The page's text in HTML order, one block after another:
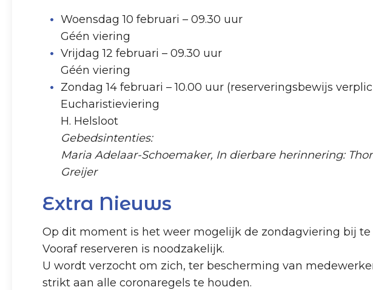
Woensdag 10 februari – 09.30 uur
Géén viering
Vrijdag 12 februari – 09.30 uur
Géén viering
Zondag 14 februari – 10.00 uur (reserveringsbewijs
Eucharistieviering
H. Helsloot
Gebedsintenties:
Maria Adelaar-Schoemaker, In dierbare herinnering:
Greijer
Extra Nieuws
Op dit moment is het weer mogelijk de zondagviering bij te
Vooraf reserveren is noodzakelijk.
U wordt verzocht om zich, ter bescherming van
strikt aan alle coronaregels te houden.